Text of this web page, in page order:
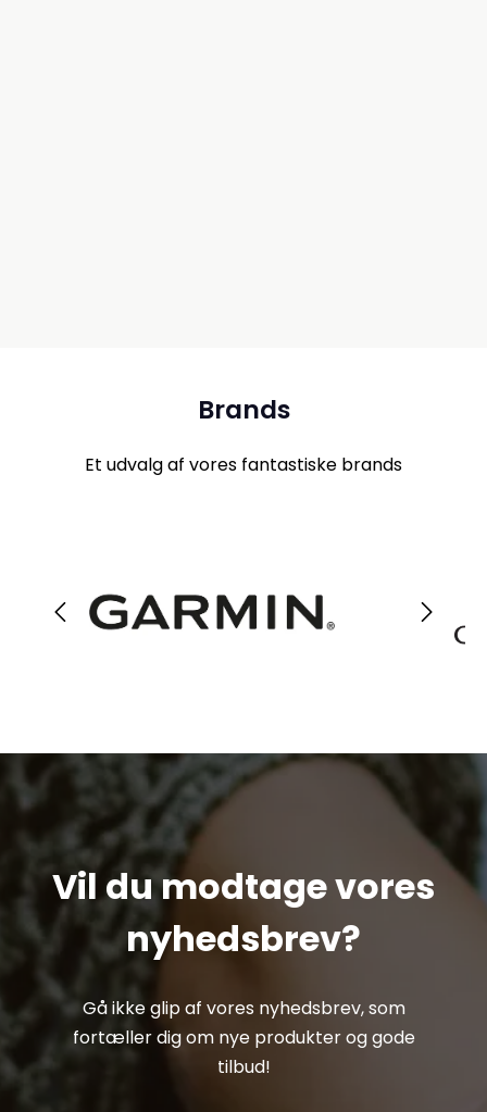
Brands
Et udvalg af vores fantastiske brands
Vil du modtage vores
nyhedsbrev?
Gå ikke glip af vores nyhedsbrev, som
fortæller dig om nye produkter og gode
tilbud!